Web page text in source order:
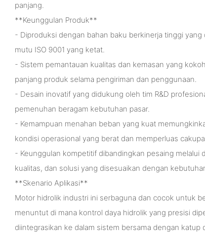
panjang.
**Keunggulan Produk**
- Diproduksi dengan bahan baku berkinerja tinggi
mutu ISO 9001 yang ketat.
- Sistem pemantauan kualitas dan kemasan yang
panjang produk selama pengiriman dan penggunaan.
- Desain inovatif yang didukung oleh tim R&D
pemenuhan beragam kebutuhan pasar.
- Kemampuan menahan beban yang kuat
kondisi operasional yang berat dan memperluas
- Keunggulan kompetitif dibandingkan pesaing melalui
kualitas, dan solusi yang disesuaikan dengan
**Skenario Aplikasi**
Motor hidrolik industri ini serbaguna dan cocok untuk
menuntut di mana kontrol daya hidrolik yang presisi
diintegrasikan ke dalam sistem bersama dengan katup